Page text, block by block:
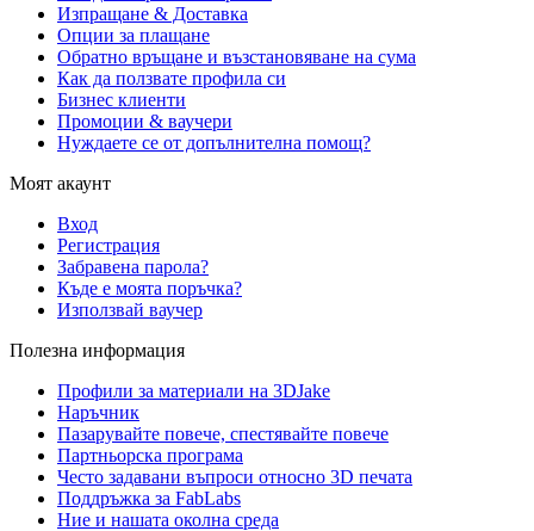
Изпращане & Доставка
Опции за плащане
Обратно връщане и възстановяване на сума
Как да ползвате профила си
Бизнес клиенти
Промоции & ваучери
Нуждаете се от допълнителна помощ?
Моят акаунт
Вход
Регистрация
Забравена парола?
Къде е моята поръчка?
Използвай ваучер
Полезна информация
Профили за материали на 3DJake
Наръчник
Пазарувайте повече, спестявайте повече
Партньорска програма
Често задавани въпроси относно 3D печата
Поддръжка за FabLabs
Ние и нашата околна среда